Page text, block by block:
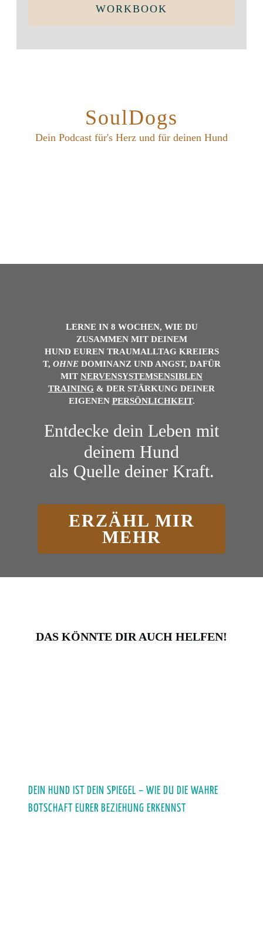
WORKBOOK
SoulDogs
Dein Podcast für's Herz und für deinen Hund
LERNE IN 8 WOCHEN, WIE DU
ZUSAMMEN MIT DEINEM
HUND EUREN TRAUMALLTAG KREIERS
T, OHNEDOMINANZ UND ANGST, DAFÜR
MIT NERVENSYSTEMSENSIBLEN
TRAINING & DER STÄRKUNG DEINER
EIGENEN PERSÖNLICHKEIT.
Entdecke dein Leben mit
deinem Hund
als Quelle deiner Kraft.
ERZÄHL MIR
MEHR
DAS KÖNNTE DIR AUCH HELFEN!
DEIN HUND IST DEIN SPIEGEL – WIE DU DIE WAHRE
BOTSCHAFT EURER BEZIEHUNG ERKENNST